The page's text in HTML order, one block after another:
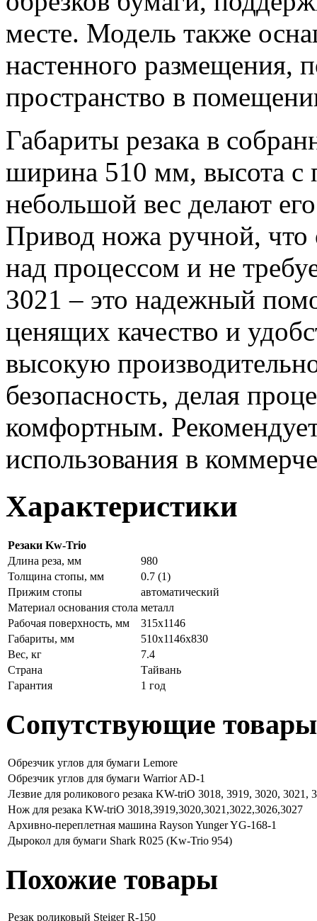
месте. Модель также
настенного размещения,
пространство в
Габариты резака в
ширина 510 мм, высота с
небольшой вес делают
Привод ножа ручной, что
над процессом и не
3021 – это надежный
ценящих качество и
высокую
безопасность, делая
комфортным.
использования в
Характеристики
Резаки Kw-Trio
Длина реза, мм
980
Толщина стопы, мм
0.7 (1)
Прижим стопы
автоматический
Материал основания стола металл
Рабочая поверхность, мм
315х1146
Габариты, мм
510х1146х830
Вес, кг
7.4
Страна
Тайвань
Гарантия
1 год
Сопутствующие товары
Обрезчик углов для бумаги Lemore
Обрезчик углов для бумаги Warrior AD-1
Лезвие для роликового резака KW-triO 3018, 3919, 3020, 3021,
Нож для резака KW-triO 3018,3919,3020,3021,3022,3026,3027
Архивно-переплетная машина Rayson Yunger YG-168-1
Дырокол для бумаги Shark R025 (Kw-Trio 954)
Похожие товары
Резак роликовый Steiger R-150